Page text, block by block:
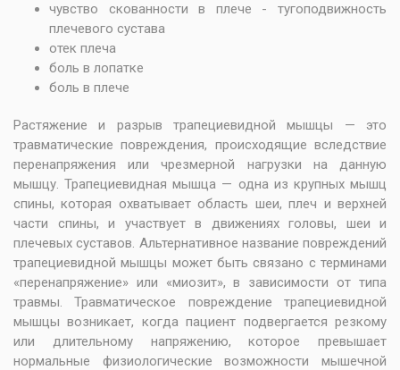
чувство скованности в плече - тугоподвижность
плечевого сустава
отек плеча
боль в лопатке
боль в плече
Растяжение и разрыв трапециевидной мышцы — это
травматические повреждения, происходящие вследствие
перенапряжения или чрезмерной нагрузки на данную
мышцу. Трапециевидная мышца — одна из крупных мышц
спины, которая охватывает область шеи, плеч и верхней
части спины, и участвует в движениях головы, шеи и
плечевых суставов. Альтернативное название повреждений
трапециевидной мышцы может быть связано с терминами
«перенапряжение» или «миозит», в зависимости от типа
травмы. Травматическое повреждение трапециевидной
мышцы возникает, когда пациент подвергается резкому
или длительному напряжению, которое превышает
нормальные физиологические возможности мышечной